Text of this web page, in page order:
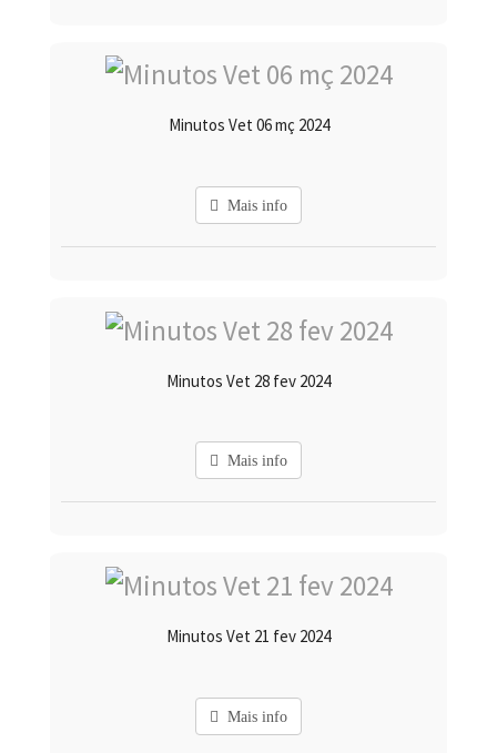
Minutos Vet 06 mç 2024
Mais info
Minutos Vet 28 fev 2024
Mais info
Minutos Vet 21 fev 2024
Mais info